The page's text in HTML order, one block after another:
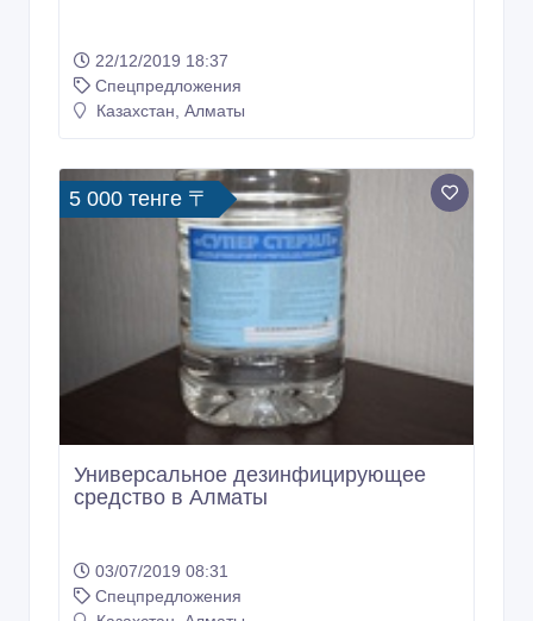
22/12/2019 18:37
Спецпредложения
Казахстан, Алматы
5 000 тенге 〒
Универсальное дезинфицирующее
средство в Алматы
03/07/2019 08:31
Спецпредложения